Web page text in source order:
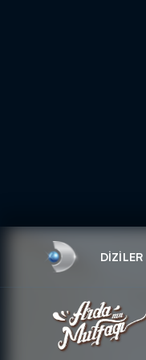
DIZILER